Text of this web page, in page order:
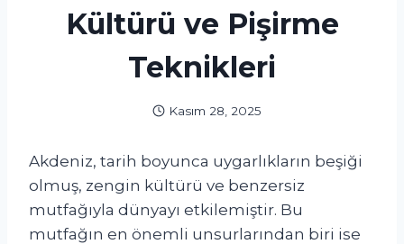
Kültürü ve Pişirme
Teknikleri
Kasım 28, 2025
Akdeniz, tarih boyunca uygarlıkların beşiği
olmuş, zengin kültürü ve benzersiz
mutfağıyla dünyayı etkilemiştir. Bu
mutfağın en önemli unsurlarından biri ise